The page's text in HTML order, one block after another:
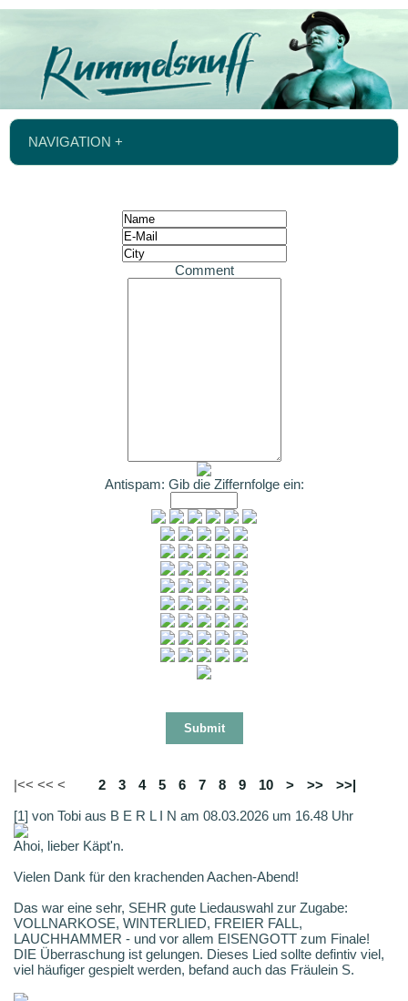
NAVIGATION +
Comment
Antispam: Gib die Ziffernfolge ein:
|<< << < 2 3 4 5 6 7 8 9 10 > >>
>>|
[1] von Tobi aus B E R L I N am 08.03.2026 um 16.48 Uhr
Ahoi, lieber Käpt'n.
Vielen Dank für den krachenden Aachen-Abend!
Das war eine sehr, SEHR gute Liedauswahl zur Zugabe:
VOLLNARKOSE, WINTERLIED, FREIER FALL,
LAUCHHAMMER - und vor allem EISENGOTT zum Finale!
DIE Überraschung ist gelungen. Dieses Lied sollte defintiv viel,
viel häufiger gespielt werden, befand auch das Fräulein S.